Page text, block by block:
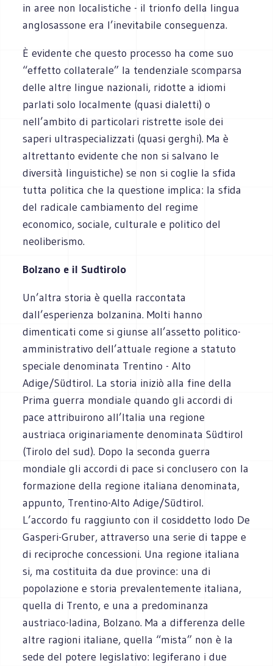
in aree non localistiche - il trionfo della lingua
anglosassone era l’inevitabile conseguenza.
È evidente che questo processo ha come suo
“effetto collaterale” la tendenziale scomparsa
delle altre lingue nazionali, ridotte a idiomi
parlati solo localmente (quasi dialetti) o
nell’ambito di particolari ristrette isole dei
saperi ultraspecializzati (quasi gerghi). Ma è
altrettanto evidente che non si salvano le
diversità linguistiche) se non si coglie la sfida
tutta politica che la questione implica: la sfida
del radicale cambiamento del regime
economico, sociale, culturale e politico del
neoliberismo.
Bolzano e il Sudtirolo
Un’altra storia è quella raccontata
dall’esperienza bolzanina. Molti hanno
dimenticati come si giunse all’assetto politico-
amministrativo dell’attuale regione a statuto
speciale denominata Trentino - Alto
Adige/Südtirol. La storia iniziò alla fine della
Prima guerra mondiale quando gli accordi di
pace attribuirono all’Italia una regione
austriaca originariamente denominata Südtirol
(Tirolo del sud). Dopo la seconda guerra
mondiale gli accordi di pace si conclusero con la
formazione della regione italiana denominata,
appunto, Trentino-Alto Adige/Südtirol.
L’accordo fu raggiunto con il cosiddetto lodo De
Gasperi-Gruber, attraverso una serie di tappe e
di reciproche concessioni. Una regione italiana
si, ma costituita da due province: una di
popolazione e storia prevalentemente italiana,
quella di Trento, e una a predominanza
austriaco-ladina, Bolzano. Ma a differenza delle
altre ragioni italiane, quella “mista” non è la
sede del potere legislativo: legiferano i due